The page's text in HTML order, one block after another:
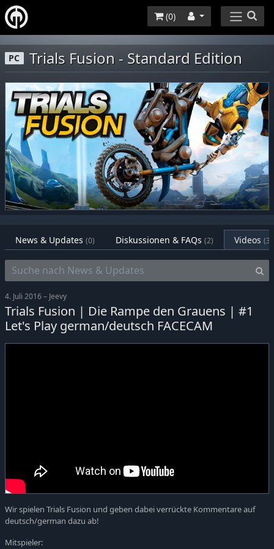
(0)
PC Trials Fusion - Standard Edition
News & Updates (0) Diskussionen & FAQs (2) Videos (3)
4. Juli 2016 – Jeevy
Trials Fusion | Die Rampe den Grauens | #1
Let's Play german/deutsch FACECAM
Wir spielen Trials Fusion und geben dabei verrückte Kommentare auf
deutsch/german dazu ab!
Mitspieler: